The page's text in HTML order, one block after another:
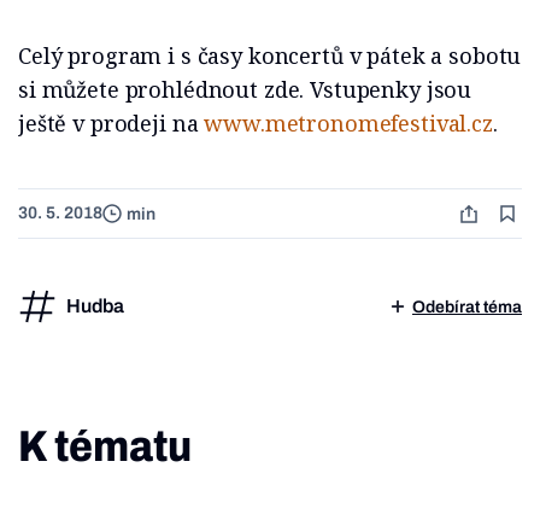
Celý program i s časy koncertů v pátek a sobotu
si můžete prohlédnout zde. Vstupenky jsou
ještě v prodeji nawww.metronomefestival.cz.
30. 5. 2018 min
Hudba Odebírat téma
K tématu